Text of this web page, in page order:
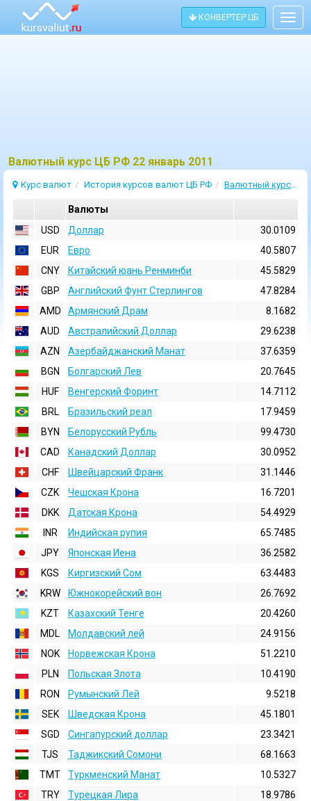
КОНВЕРТЕР ЦБ
Bалютный курс ЦБ РФ 22 январь 2011
Курс валют История курсов валют ЦБ РФ Валютный курс 22 Январь 2011
Валюты
USD
Доллар
30.0109
EUR
Евро
40.5807
CNY
Китайский юань Ренминби
45.5829
GBP
Английский Фунт Стерлингов
47.8284
AMD
Армянский Драм
8.1682
AUD
Австралийский Доллар
29.6238
AZN
Азербайджанский Манат
37.6359
BGN
Болгарский Лев
20.7645
HUF
Венгерский Форинт
14.7112
BRL
Бразильский реал
17.9459
BYN
Белорусский Рубль
99.4730
CAD
Канадский Доллар
30.0952
CHF
Швейцарский Франк
31.1446
CZK
Чешская Крона
16.7201
DKK
Датская Крона
54.4929
INR
Индийская pупия
65.7485
JPY
Японская Иена
36.2582
KGS
Киргизский Сом
63.4483
KRW
Южнокорейский вон
26.7692
KZT
Казахский Тенге
20.4260
MDL
Молдавский лей
24.9156
NOK
Норвежская Крона
51.2210
PLN
Польская Злота
10.4190
RON
Румынский Лей
9.5218
SEK
Шведская Крона
45.1801
SGD
Сингапурский доллар
23.3421
TJS
Таджикский Сомони
68.1663
TMT
Туркменский Манат
10.5327
TRY
Турецкая Лира
18.9786